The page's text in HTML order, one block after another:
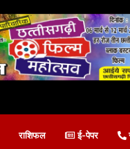
राशिफल ई-पेपर